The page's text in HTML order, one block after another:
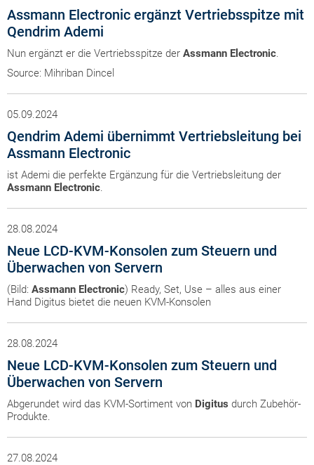
Assmann Electronic ergänzt Vertriebsspitze mit
Qendrim Ademi
Nun ergänzt er die Vertriebsspitze der Assmann Electronic.
Source: Mihriban Dincel
05.09.2024
Qendrim Ademi übernimmt Vertriebsleitung bei
Assmann Electronic
ist Ademi die perfekte Ergänzung für die Vertriebsleitung der
Assmann Electronic.
28.08.2024
Neue LCD-KVM-Konsolen zum Steuern und
Überwachen von Servern
(Bild: Assmann Electronic) Ready, Set, Use – alles aus einer
Hand Digitus bietet die neuen KVM-Konsolen
28.08.2024
Neue LCD-KVM-Konsolen zum Steuern und
Überwachen von Servern
Abgerundet wird das KVM-Sortiment von Digitus durch Zubehör-
Produkte.
27.08.2024